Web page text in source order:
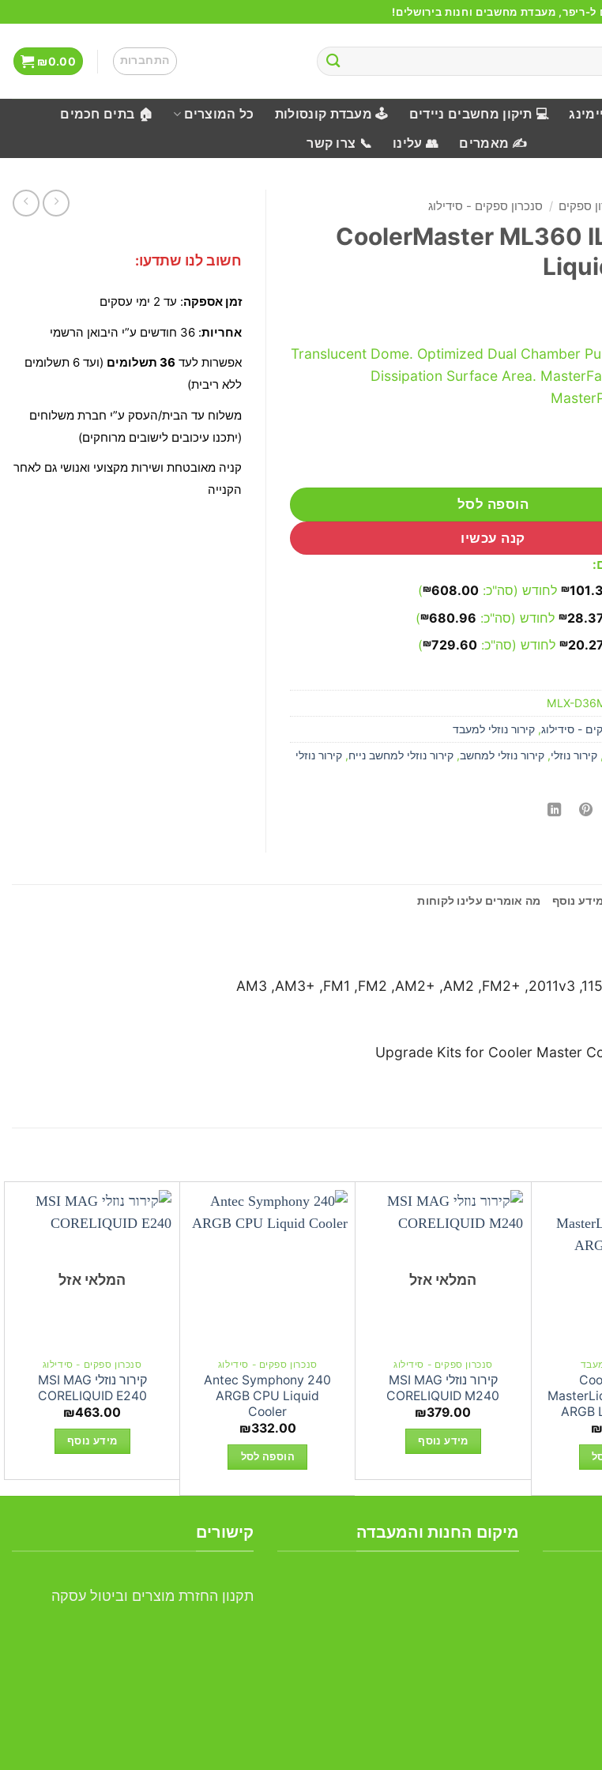
ל-ריפר, מעבדת מחשבים וחנות בירושלים!
התחברות ₪0.00
💻 תיקון מחשבים ניידים 🕹️ מעבדת קונסולות כל המוצרים
🏠 בתים חכמים
✍️ מאמרים
👥 עלינו 📞 צרו קשר
ספקים / סנכרון ספקים - סידילוג
CoolerMaster ML360
Translucent Dome. Optimized Dual Chamber
Dissipation Surface Area.
הוספה לסל
קנה עכשיו
₪לחודש (סה"כ: ₪608.00
)
₪לחודש (סה"כ: ₪680.96
)
₪לחודש (סה"כ: ₪729.60
)
MLX-
- סידילוג, קירור נוזלי למעבד
, קירור נוזלי, קירור נוזלי למחשב, קירור נוזלי למחשב נייח, קירור נוזלי
חשוב לנו שתדעו:
זמן אספקה: עד 2 ימי עסקים
אחריות: 36 חודשים ע”י היבואן הרשמי
אפשרות לעד 36 תשלומים
(ועד 6 תשלומים
ללא ריבית)
משלוח עד הבית/העסק ע”י חברת משלוחים
(יתכנו עיכובים לישובים מרוחקים)
קניה מאובטחת ושירות מקצועי ואנושי גם לאחר
הקנייה
מידע נוסף מה אומרים עלינו לקוחות
Upgrade Kits for Cooler Master
ARGB
₪
המלאי אזל
סנכרון ספקים - סידילוג
קירור נוזלי MSI MAG
CORELIQUID M240
₪379.00
מידע נוסף
סנכרון ספקים - סידילוג
Antec Symphony 240
ARGB CPU Liquid
Cooler
₪332.00
הוספה לסל
המלאי אזל
סנכרון ספקים - סידילוג
קירור נוזלי MSI MAG
CORELIQUID E240
₪463.00
מידע נוסף
מיקום החנות והמעבדה קישורים
תקנון החזרת מוצרים וביטול עסקה